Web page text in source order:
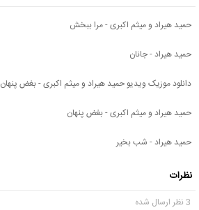
حمید هیراد و میثم اکبری - مرا ببخش
حمید هیراد - جانان
دانلود موزیک ویدیو حمید هیراد و میثم اکبری - بغض پنهان
حمید هیراد و میثم اکبری - بغض پنهان
حمید هیراد - شب بخیر
نظرات
3 نظر ارسال شده